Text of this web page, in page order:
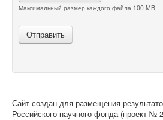
Максимальный размер каждого файла 100 MB
Отправить
Сайт создан для размещения
Российского научного фонда (проект №